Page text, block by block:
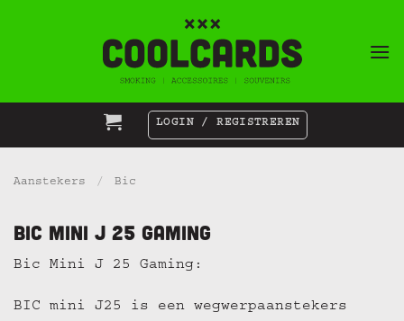
LOGIN / REGISTREREN
Aanstekers / Bic
Bic Mini J 25 Gaming
Bic Mini J 25 Gaming:
BIC mini J25 is een wegwerpaanstekers